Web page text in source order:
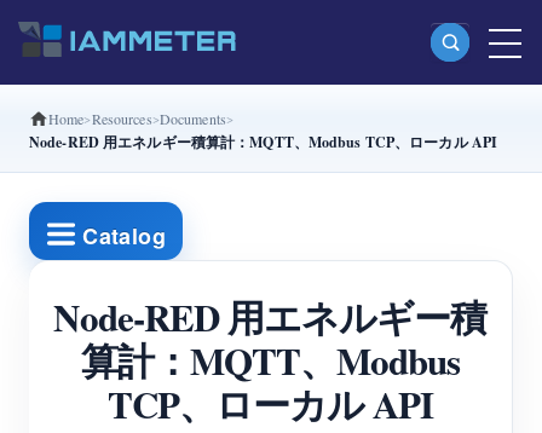
製品
分相Wi-Fiエネルギーメーター（WEM2067）
三相Wi-Fiエネルギーメーター（WEM3046T）
三相Wi-Fiエネルギーメーター（WEM3050T）
WiFi電力コントローラー
Home Resources Documents
Node-RED 用エネルギー積算計：MQTT、Modbus TCP、ローカル API
Catalog
Node-RED 用エネルギー積
算計：MQTT、Modbus
TCP、ローカル API